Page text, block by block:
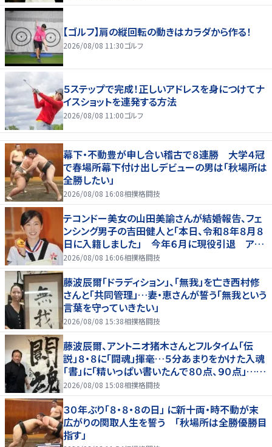
【ゴルフ】肩の縦回転の動きはカラダから作る！
2026/08/08 11:30ゴルフ
５ステップで完成！正しいアドレスを身につけてナ
イスショットを連発する方法
2026/08/08 11:00ゴルフ
幕下・不動豊が申し合い稽古で８連勝 大学４冠
で春場所幕下付け出しデビューの男は「秋場所は
全勝したい」
2026/08/08 16:08相撲格闘技
テコンドー美女の山田美諭さんが結婚報告、フェ
ンシング男子の吉田健人と「本日、令和８年８月８
日に入籍しました」 今年６月に現役引退 アス
リート仲間からも祝福の声
2026/08/08 16:06相撲格闘技
藤波辰爾「ドラディション」、「無我」を亡き西村修
さんと「共同管理」…妻・恵さんが誓う「無我という
言葉を守っていきたい」
2026/08/08 15:38相撲格闘技
藤波辰爾、アントニオ猪木さんとフルタイム「伝
説」８・８に「闘魂」揮毫…５分あまりをかけた入魂
「書」に「精いっぱい書いたんで８０点、９０点」…
「人間・藤波辰爾展」開催
2026/08/08 15:08相撲格闘技
３０年ぶり「８・８・８の日」 に新十両・時不動が末
広がりの関取人生を誓う 「秋場所は全勝優勝目
指す」